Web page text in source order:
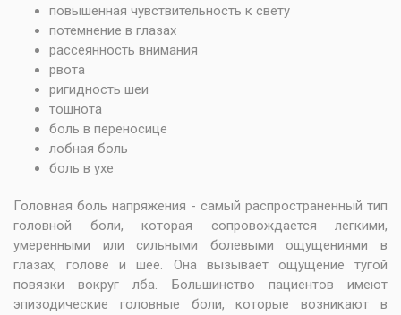
повышенная чувствительность к свету
потемнение в глазах
рассеянность внимания
рвота
ригидность шеи
тошнота
боль в переносице
лобная боль
боль в ухе
Головная боль напряжения - самый распространенный тип
головной боли, которая сопровождается легкими,
умеренными или сильными болевыми ощущениями в
глазах, голове и шее. Она вызывает ощущение тугой
повязки вокруг лба. Большинство пациентов имеют
эпизодические головные боли, которые возникают в